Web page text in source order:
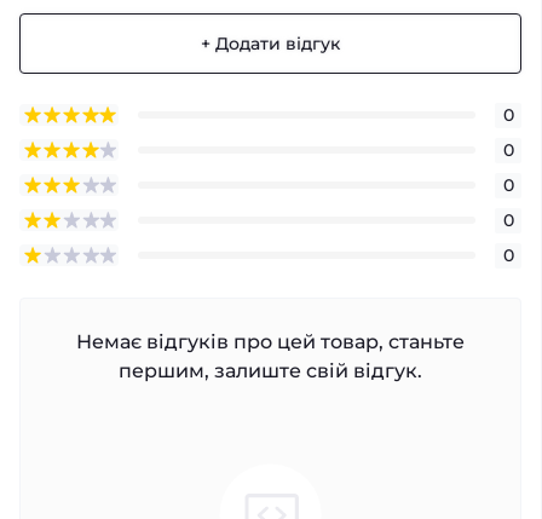
+ Додати відгук
0
0
0
0
0
Немає відгуків про цей товар, станьте
першим, залиште свій відгук.